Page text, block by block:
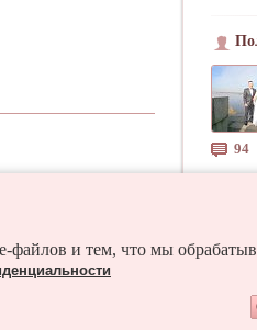
94
файлов и тем, что мы